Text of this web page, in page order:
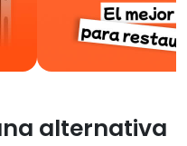
alternativa